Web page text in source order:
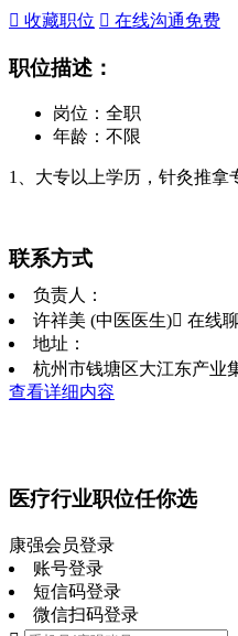
 收藏职位  在线沟通免费
职位描述：
岗位：全职
年龄：不限
1、大专以上学历，针灸推拿
联系方式
负责人：
许祥美 (中医医生) 在线聊
地址：
杭州市钱塘区大江东产业
查看详细内容
医疗行业职位任你选
康强会员登录
账号登录
短信码登录
微信扫码登录